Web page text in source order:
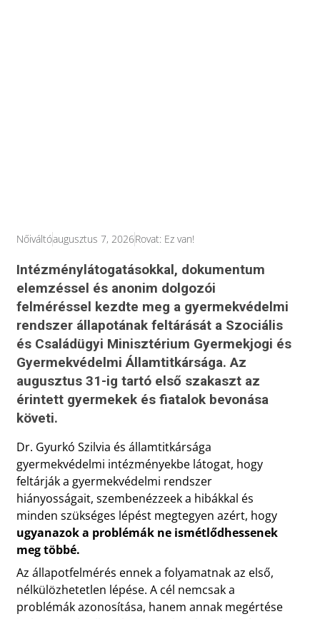
Nőiváltóaugusztus 7, 2026Rovat: Ez van!
Intézménylátogatásokkal, dokumentum
elemzéssel és anonim dolgozói
felméréssel kezdte meg a gyermekvédelmi
rendszer állapotának feltárását a Szociális
és Családügyi Minisztérium Gyermekjogi és
Gyermekvédelmi Államtitkársága. Az
augusztus 31-ig tartó első szakaszt az
érintett gyermekek és fiatalok bevonása
követi.
Dr. Gyurkó Szilvia és államtitkársága
gyermekvédelmi intézményekbe látogat, hogy
feltárják a gyermekvédelmi rendszer
hiányosságait, szembenézzeek a hibákkal és
minden szükséges lépést megtegyen azért, hogy
ugyanazok a problémák ne ismétlődhessenek
meg többé.
Az állapotfelmérés ennek a folyamatnak az első,
nélkülözhetetlen lépése. A cél nemcsak a
problémák azonosítása, hanem annak megértése